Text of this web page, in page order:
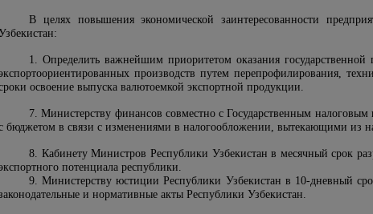
В целях повышения экономической заинтересованности
1. Определить важнейшим приоритетом оказания
производств путем перепрофилирования,
освоение выпуска валютоемкой экспортной продукции.
7. Министерству финансов совместно с Государственным налоговым
бюджетом в связи с изменениями в налогообложении, вытекающими из
8. Кабинету Министров Республики Узбекистан в месячный срок
потенциала республики.
9. Министерству юстиции Республики Узбекистан в 10-дневный
и нормативные акты Республики Узбекистан.